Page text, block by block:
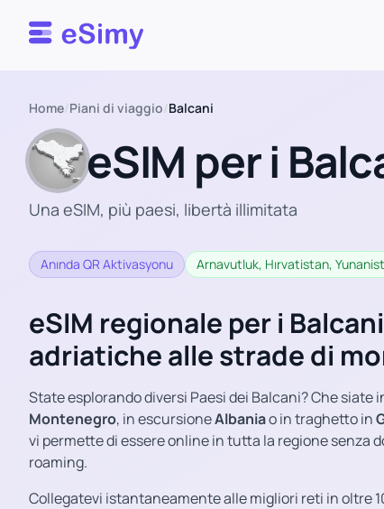
Esimy
Home/Piani di viaggio/Balcani
eSIM per i
Una eSIM, più paesi, libertà illimitata
Anında QR Aktivasyonu Arnavutluk, Hırvatistan,
eSIM regionale per i
adriatiche alle strade di
State esplorando diversi Paesi dei Balcani? Che siate
Montenegro, in escursioneAlbaniao in traghetto in
vi permette di essere online in tutta la regione senza
roaming.
Collegatevi istantaneamente alle migliori reti in oltre